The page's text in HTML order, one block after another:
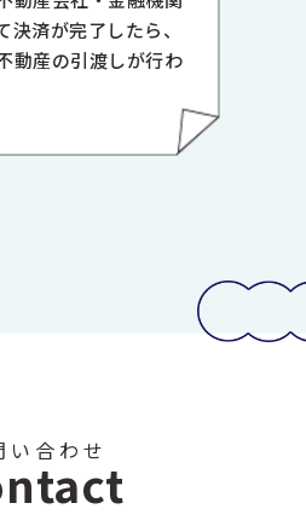
決済が完了したら、
動産の引渡しが行わ
い合わせ